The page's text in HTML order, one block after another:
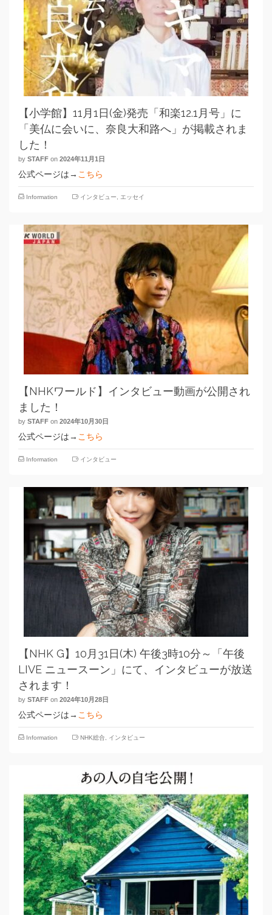
【小学館】11月1日(金)発売「和楽12.1月号」に
「美仏に会いに、奈良大和路へ」が掲載されま
した！
by STAFF on 2024年11月1日
公式ページは→ こちら
Information インタビュー エッセイ
【NHKワールド】インタビュー動画が公開され
ました！
by STAFF on 2024年10月30日
公式ページは→ こちら
Information インタビュー
【NHK G】10月31日(木) 午後3時10分～「午後
LIVE ニュースーン」にて、インタビューが放送
されます！
by STAFF on 2024年10月28日
公式ページは→ こちら
Information NHK総合 インタビュー